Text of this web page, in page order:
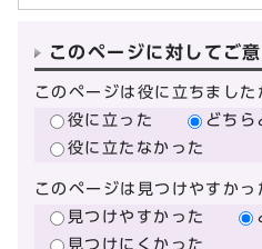
このページに対してご
このページは役に立ちました
役に立った
どちら
役に立たなかった
このページは見つけやすかっ
見つけやすかった
見つけにくかった